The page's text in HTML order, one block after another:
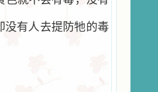
没有人去提防牠的毒